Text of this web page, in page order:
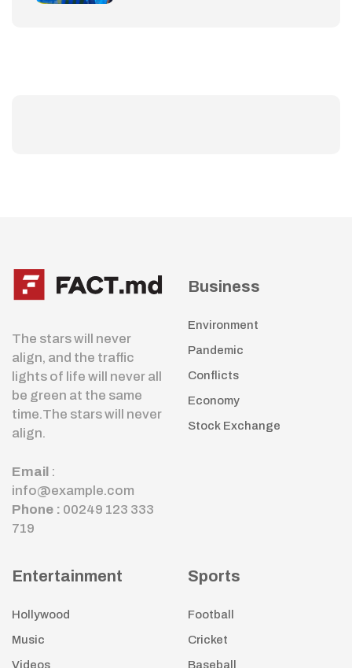
The stars will never
align, and the traffic
lights of life will never all
be green at the same
time.The stars will never
align.
Email :
info@example.com
Phone : 00249 123 333
719
Business
Environment
Pandemic
Conflicts
Economy
Stock Exchange
Entertainment
Hollywood
Music
Videos
Sports
Football
Cricket
Baseball